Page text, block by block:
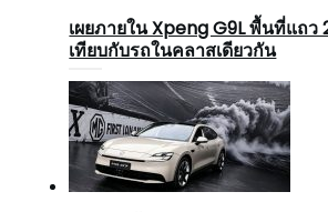
เผยภายใน Xpeng G9L พื้นที่แถว
เทียบกับรถในคลาสเดียวกัน